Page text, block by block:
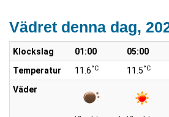
Vädret denna dag,
Klockslag 01:00 05:00
Temperatur
11.6°C 11.5°C
Väder